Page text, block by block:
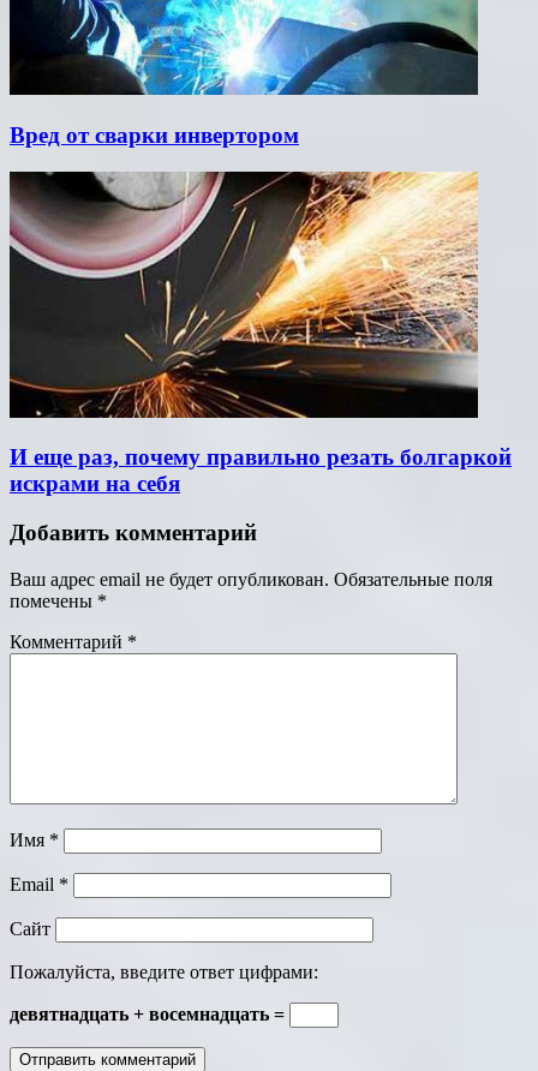
Вред от сварки инвертором
И еще раз, почему правильно резать болгаркой
искрами на себя
Добавить комментарий
Ваш адрес email не будет опубликован. Обязательные поля
помечены *
Комментарий *
Имя *
Email *
Сайт
Пожалуйста, введите ответ цифрами:
девятнадцать + восемнадцать =